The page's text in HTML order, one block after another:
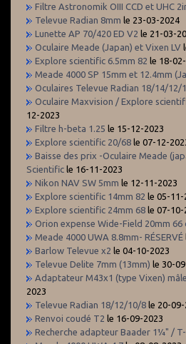
Filtre Astronomik OIII CCD et UHC
Televue Radian 8mm le 23-03-2024
Lunette AP 70/420 ED V2 le 21-03-
Oculaire Meade (Japan) et Vixen LV
Explore scientific 6.5mm 82 le 18-
Meade 4000 SP 15mm et 12.4mm
Oculaires Televue Radian 18/14/12/
Oculaire Maxvision / Explore
12-2023
Filtre h-beta 1.25 le 15-12-2023
Explore scientific 20/68 le 07-12-
Baisse des prix -Oculaire Meade
Scientific le 16-11-2023
Nikon NAV SW 5mm le 12-11-2023
Explore scientific 14mm 82 le 05-11-
Explore scientific 24mm 68 le 07-10-
Orion expense Wide-Field 20mm 66
Meade 4000 UWA 8.8mm- RÉSERVÉ
Barlow Televue x2 le 04-10-2023
Televue Delite 7mm (13mm) le 30-
Adaptateur M43x1 (type Vixen)
2023
Televue Radian 18/12/10/8 le 20-09-
Renvoi coudé T2 le 16-09-2023
Recherche adapteur Baader 1¼" /